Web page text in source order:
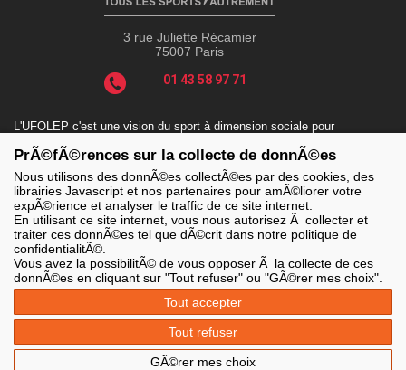
3 rue Juliette Récamier
75007 Paris
01 43 58 97 71
L'UFOLEP c'est une vision du sport à dimension sociale pour
handicap, le sport-durable avec des valeurs incontournables : la
solidarité, le fair-play, la laïcité et la citoyenneté.
LES SITES DE L'UFOLEP
> Grand public
> Extranet
> Ufoweb
> Communication Asso
> Inscriptions événements
> Secourisme Ufolep
PrÃ©fÃ©rences sur la collecte de donnÃ©es
Nous utilisons des donnÃ©es collectÃ©es par des cookies, des
librairies Javascript et nos partenaires pour amÃ©liorer votre
expÃ©rience et analyser le traffic de ce site internet.
En utilisant ce site internet, vous nous autorisez Ã collecter et
traiter ces donnÃ©es tel que dÃ©crit dans notre politique de
confidentialitÃ©.
Vous avez la possibilitÃ© de vous opposer Ã la collecte de ces
donnÃ©es en cliquant sur "Tout refuser" ou "GÃ©rer mes choix".
Tout accepter
Tout refuser
GÃ©rer mes choix